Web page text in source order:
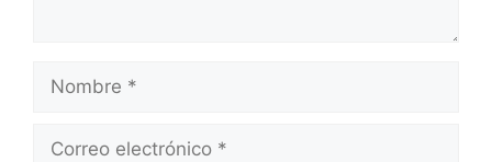
Nombre
Correo